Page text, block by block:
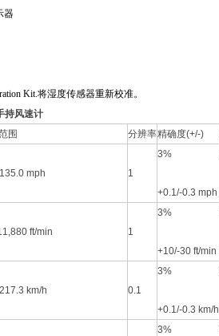
器
Kit.将湿度传感器重新校准。
持风速计
围 分辨率精确度(+/-)
mph 1
3%
+0.1/-0.3 mph
ft/min 1
3%
+10/-30 ft/min
km/h 0.1
3%
+0.1/-0.3 km/h
3%